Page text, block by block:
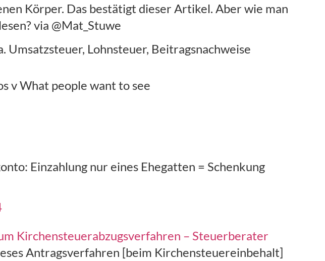
Körper. Das bestätigt dieser Artikel. Aber wie man
via @Mat_Stuwe
Umsatzsteuer, Lohnsteuer, Beitragsnachweise
v What people want to see
Einzahlung nur eines Ehegatten = Schenkung
Kirchensteuerabzugsverfahren – Steuerberater
Antragsverfahren [beim Kirchensteuereinbehalt]